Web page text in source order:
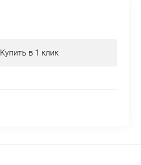
Купить в 1 клик